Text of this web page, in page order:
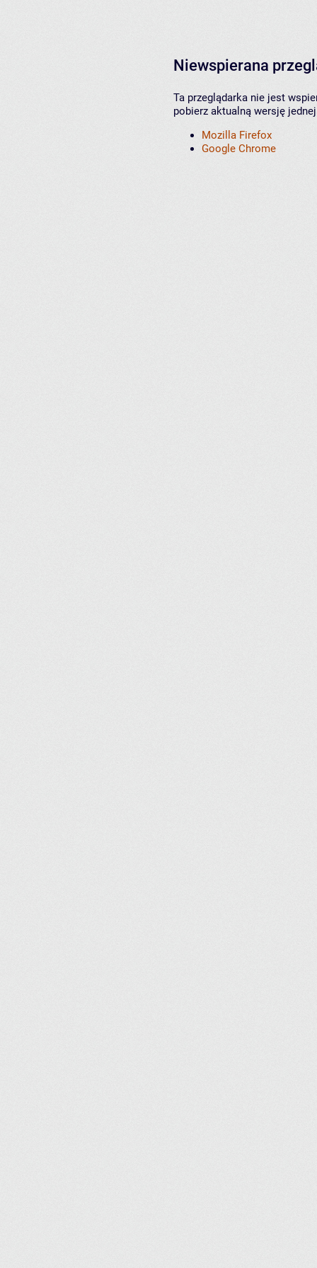
Niewspierana
Ta przeglądarka nie jest
pobierz aktualną wersję
Mozilla Firefox
Google Chrome